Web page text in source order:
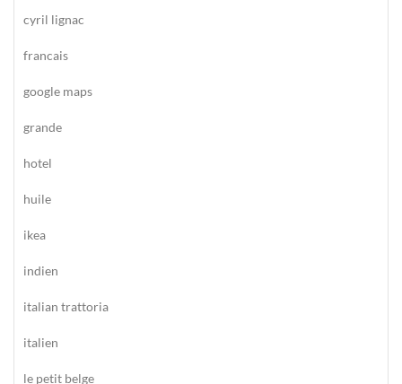
cyril lignac
francais
google maps
grande
hotel
huile
ikea
indien
italian trattoria
italien
le petit belge